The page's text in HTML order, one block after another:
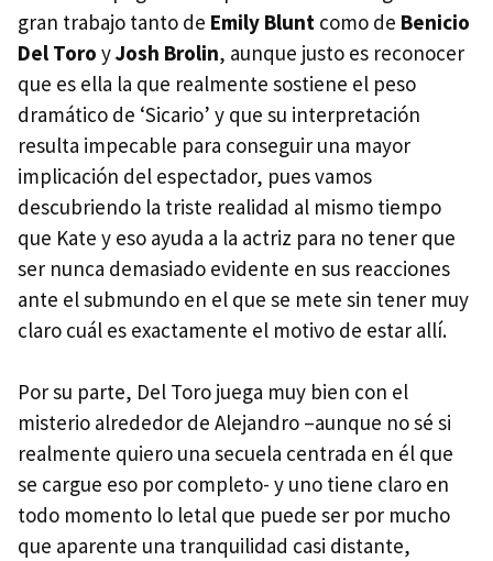
gran trabajo tanto de Emily Blunt como de Benicio
Del Toro yJosh Brolin, aunque justo es reconocer
que es ella la que realmente sostiene el peso
dramático de ‘Sicario’ y que su interpretación
resulta impecable para conseguir una mayor
implicación del espectador, pues vamos
descubriendo la triste realidad al mismo tiempo
que Kate y eso ayuda a la actriz para no tener que
ser nunca demasiado evidente en sus reacciones
ante el submundo en el que se mete sin tener muy
claro cuál es exactamente el motivo de estar allí.
Por su parte, Del Toro juega muy bien con el
misterio alrededor de Alejandro –aunque no sé si
realmente quiero una secuela centrada en él que
se cargue eso por completo- y uno tiene claro en
todo momento lo letal que puede ser por mucho
que aparente una tranquilidad casi distante,